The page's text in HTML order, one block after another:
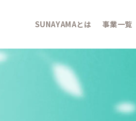
SUNAYAMAとは 事業一覧